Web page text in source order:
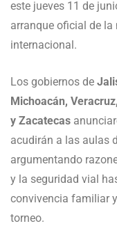
este jueves 11 de
arranque oficial de
internacional.
Los gobiernos de
Michoacán,
y Zacatecas
acudirán a las aulas
argumentando
y la seguridad vial
convivencia familiar
torneo.